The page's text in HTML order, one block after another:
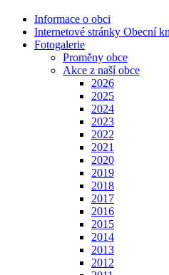
Informace o obci
Internetové stránky Obecní
Fotogalerie
Proměny obce
Akce z naší obce
2026
2025
2024
2023
2022
2021
2020
2019
2018
2017
2016
2015
2014
2013
2012